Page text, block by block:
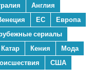
Англия
ЕС
Европа
сериалы
Катар Кения
Мода
США